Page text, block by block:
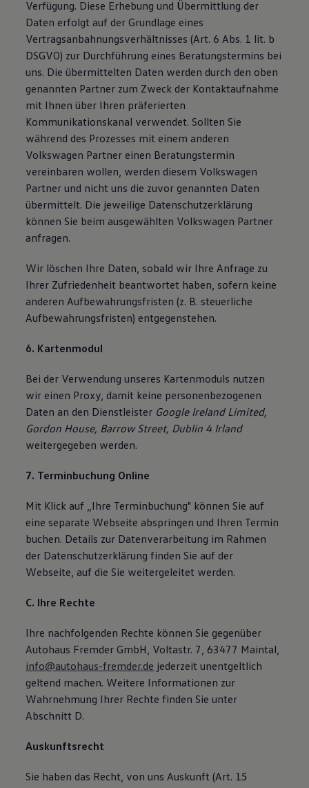
Verfügung. Diese Erhebung und Übermittlung der
Daten erfolgt auf der Grundlage eines
Vertragsanbahnungsverhältnisses (Art. 6 Abs. 1 lit. b
DSGVO) zur Durchführung eines Beratungstermins bei
uns. Die übermittelten Daten werden durch den oben
genannten Partner zum Zweck der Kontaktaufnahme
mit Ihnen über Ihren präferierten
Kommunikationskanal verwendet. Sollten Sie
während des Prozesses mit einem anderen
Volkswagen Partner einen Beratungstermin
vereinbaren wollen, werden diesem Volkswagen
Partner und nicht uns die zuvor genannten Daten
übermittelt. Die jeweilige Datenschutzerklärung
können Sie beim ausgewählten Volkswagen Partner
anfragen.
Wir löschen Ihre Daten, sobald wir Ihre Anfrage zu
Ihrer Zufriedenheit beantwortet haben, sofern keine
anderen Aufbewahrungsfristen (z. B. steuerliche
Aufbewahrungsfristen) entgegenstehen.
6. Kartenmodul
Bei der Verwendung unseres Kartenmoduls nutzen
wir einen Proxy, damit keine personenbezogenen
Daten an den Dienstleister Google Ireland Limited,
Gordon House, Barrow Street, Dublin 4 Irland
weitergegeben werden.
7. Terminbuchung Online
Mit Klick auf „Ihre Terminbuchung" können Sie auf
eine separate Webseite abspringen und Ihren Termin
buchen. Details zur Datenverarbeitung im Rahmen
der Datenschutzerklärung finden Sie auf der
Webseite, auf die Sie weitergeleitet werden.
C. Ihre Rechte
Ihre nachfolgenden Rechte können Sie gegenüber
Autohaus Fremder GmbH, Voltastr. 7, 63477 Maintal,
info@autohaus-fremder.de jederzeit unentgeltlich
geltend machen. Weitere Informationen zur
Wahrnehmung Ihrer Rechte finden Sie unter
Abschnitt D.
Auskunftsrecht
Sie haben das Recht, von uns Auskunft (Art. 15